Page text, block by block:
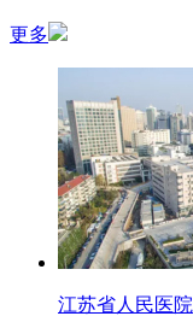
更多
江苏省人民医院